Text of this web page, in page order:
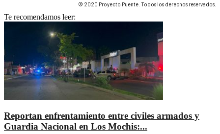
© 2020 Proyecto Puente. Todos los derechos reservados.
Te recomendamos leer:
Reportan enfrentamiento entre civiles armados y
Guardia Nacional en Los Mochis:...